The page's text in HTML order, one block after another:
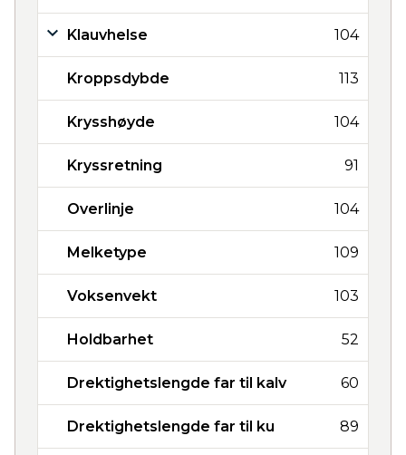
Klauvhelse 104
Kroppsdybde 113
Krysshøyde 104
Kryssretning 91
Overlinje 104
Melketype 109
Voksenvekt 103
Holdbarhet 52
Drektighetslengde far til kalv 60
Drektighetslengde far til ku 89